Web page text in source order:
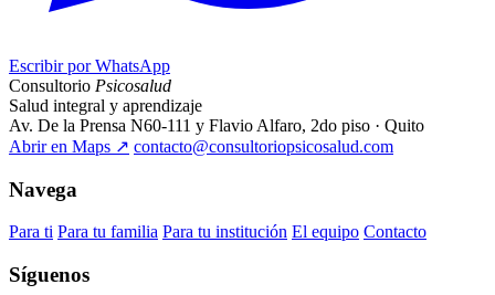
Escribir por WhatsApp
Consultorio Psicosalud
Salud integral y aprendizaje
Av. De la Prensa N60-111 y Flavio Alfaro, 2do piso · Quito
Abrir en Maps ↗ contacto@consultoriopsicosalud.com
Navega
Para ti Para tu familia Para tu institución El equipo Contacto
Síguenos